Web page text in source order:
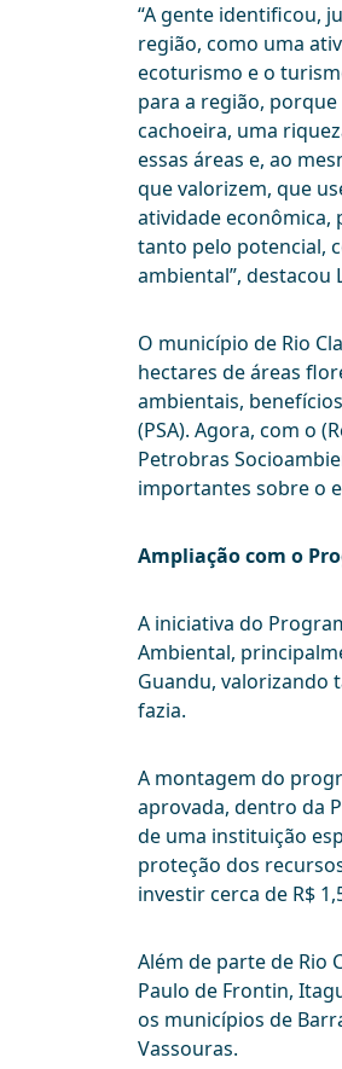
“A gente identificou,
região, como uma
ecoturismo e o
para a região,
cachoeira, uma
essas áreas e, ao
que valorizem, que
atividade econômica,
tanto pelo potencial,
ambiental”, destacou
O município de Rio
hectares de áreas
ambientais,
(PSA). Agora, com o
Petrobras
importantes sobre o
Ampliação com o
A iniciativa do
Ambiental,
Guandu, valorizando
fazia.
A montagem do
aprovada, dentro da
de uma instituição
proteção dos
investir cerca de R$
Além de parte de Rio
Paulo de Frontin,
os municípios de
Vassouras.